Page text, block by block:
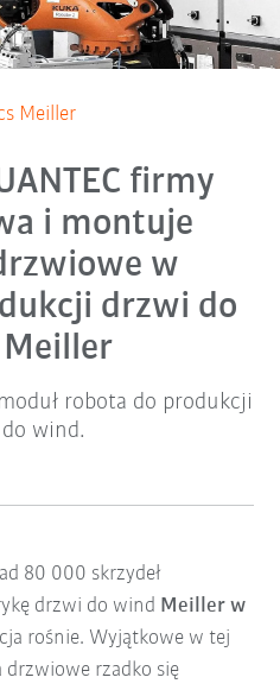
Meiller
firmy
i montuje
w
drzwi do
robota do produkcji
wind.
80 000 skrzydeł
drzwi do wind Meiller w
rośnie. Wyjątkowe w tej
drzwiowe rzadko się